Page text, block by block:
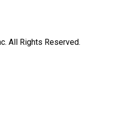
All Rights Reserved.